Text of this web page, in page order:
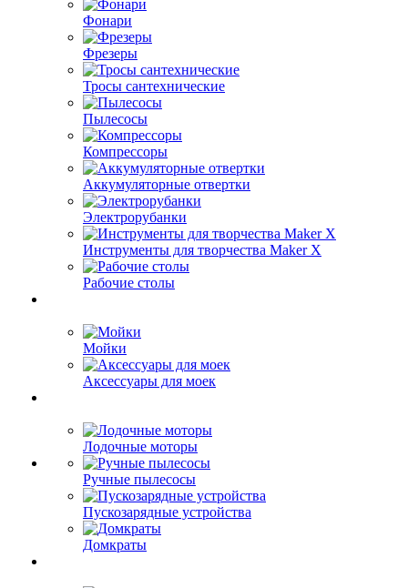
Фонари
Фрезеры
Тросы сантехнические
Пылесосы
Компрессоры
Аккумуляторные отвертки
Электрорубанки
Инструменты для творчества Maker X
Рабочие столы
Мойки
Аксессуары для моек
Лодочные моторы
Ручные пылесосы
Пускозарядные устройства
Домкраты